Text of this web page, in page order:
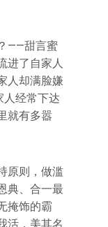
——甜言蜜
进了自家人
人却满脸嫌
人经常下达
就有多嚣
原则，做滥
典、合一最
掩饰的霸
活，美其名